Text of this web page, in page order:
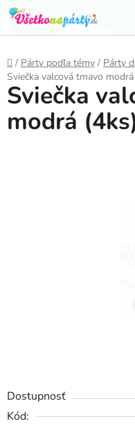
Prejsť
na
obsah
Domov
/ Párty podľa témy / Párty
Sviečka valcová tmavo
Dostupnosť
Kód:
Sviečka
modrá